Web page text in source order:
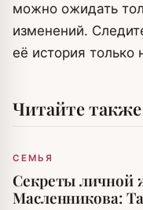
можно ожидать
изменений.
её история только
Читайте также
СЕМЬЯ
Секреты
Масленникова: